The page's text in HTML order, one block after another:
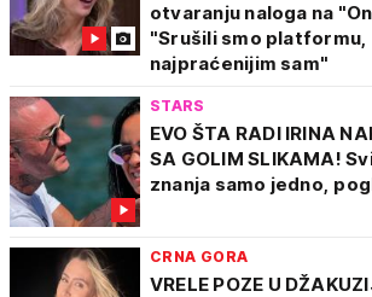
otvaranju naloga na
"Srušili smo platformu,
najpraćenijim sam"
STARS
EVO ŠTA RADI IRINA
SA GOLIM SLIKAMA!
znanja samo jedno,
CRNA GORA
VRELE POZE U